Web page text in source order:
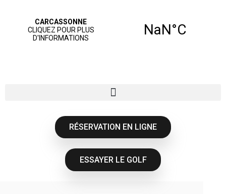
RÉSERVATION EN LIGNE
ESSAYER LE GOLF